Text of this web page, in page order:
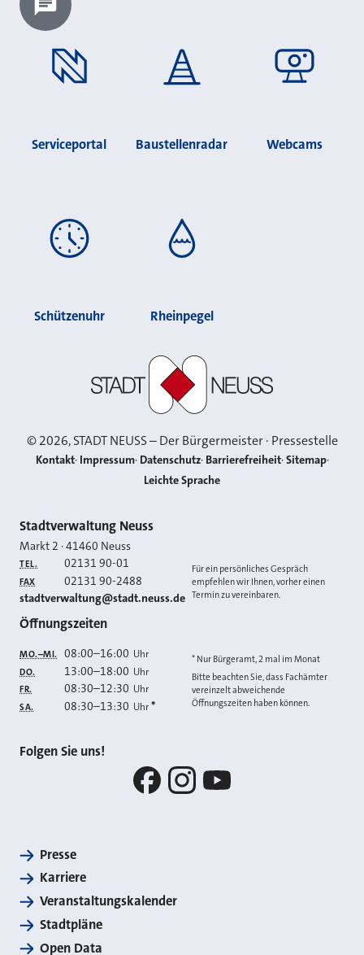
Chatbot laden?
Serviceportal Baustellenradar Webcams
Schützenuhr Rheinpegel
©2026, STADT NEUSS – Der Bürgermeister · Pressestelle
Kontakt Impressum Datenschutz Barrierefreiheit Sitemap
Leichte Sprache
Kontakt
Stadtverwaltung Neuss
Markt 2 ·41460 Neuss
TEL. 02131 90-01
FAX 02131 90-2488
E-MAIL
stadtverwaltung@stadt.neuss.de
Für ein persönliches Gespräch
empfehlen wir Ihnen, vorher einen
Termin zu vereinbaren.
Öffnungszeiten
MO.–MI. 08:00–16:00 Uhr
DO. 13:00–18:00 Uhr
FR. 08:30–12:30 Uhr
SA. 08:30–13:30 Uhr *
* Nur Bürgeramt, 2 mal im Monat
Bitte beachten Sie, dass Fachämter
vereinzelt abweichende
Öffnungszeiten haben können.
Folgen Sie uns!
Presse
Karriere
Veranstaltungskalender
Stadtpläne
Open Data